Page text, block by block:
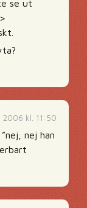
se ut
2006 kl. 11:50
nej han